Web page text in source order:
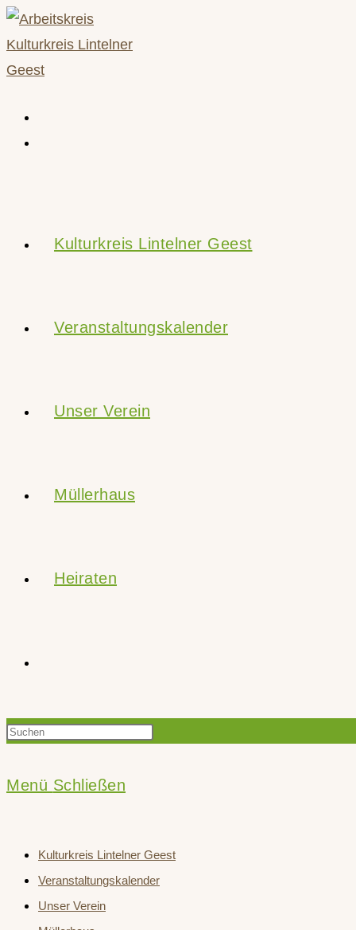
Zum
Inhalt
springen
Kulturkreis Lintelner Geest
Veranstaltungskalender
Unser Verein
Müllerhaus
Heiraten
Suche
Press
search
panel.
Menü Schließen
Kulturkreis Lintelner Geest
Veranstaltungskalender
Unser Verein